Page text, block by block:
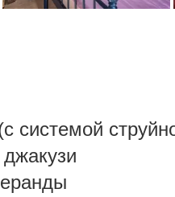
системой